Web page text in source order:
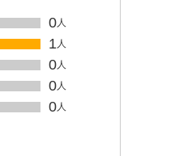
0人
1人
0人
0人
0人